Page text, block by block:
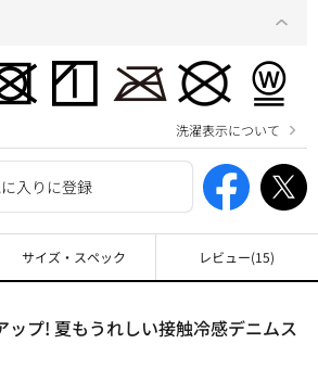
入りに登録
洗濯表示について
ップ! 夏もうれしい接触冷感デニムス
サイズ・スペック レビュー(15)